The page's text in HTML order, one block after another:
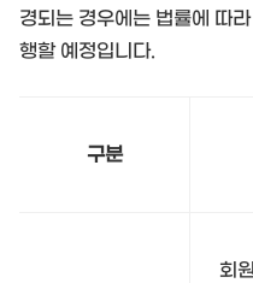
경되는 경우에는 법률에 따
행할 예정입니다.
구분
회